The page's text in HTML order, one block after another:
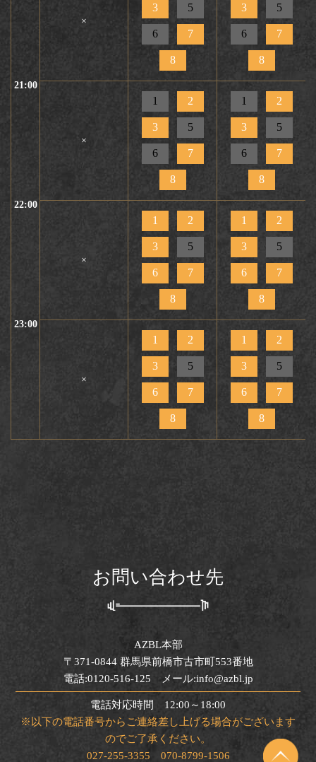
×
3 5
6 7
8
3 5
6 7
8
21:00
×
1 2
3 5
6 7
8
1 2
3 5
6 7
8
22:00
×
1 2
3 5
6 7
8
1 2
3 5
6 7
8
23:00
×
1 2
3 5
6 7
8
1 2
3 5
6 7
8
お問い合わせ先
AZBL本部
〒371-0844 群馬県前橋市古市町553番地
電話:0120-516-125 メール:info@azbl.jp
電話対応時間 12:00～18:00
※以下の電話番号からご連絡差し上げる場合がございます
のでご了承ください。
027-255-3355 070-8799-1506